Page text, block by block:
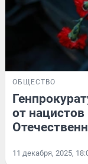
ОБЩЕСТВО
от
11 декабря, 2025,